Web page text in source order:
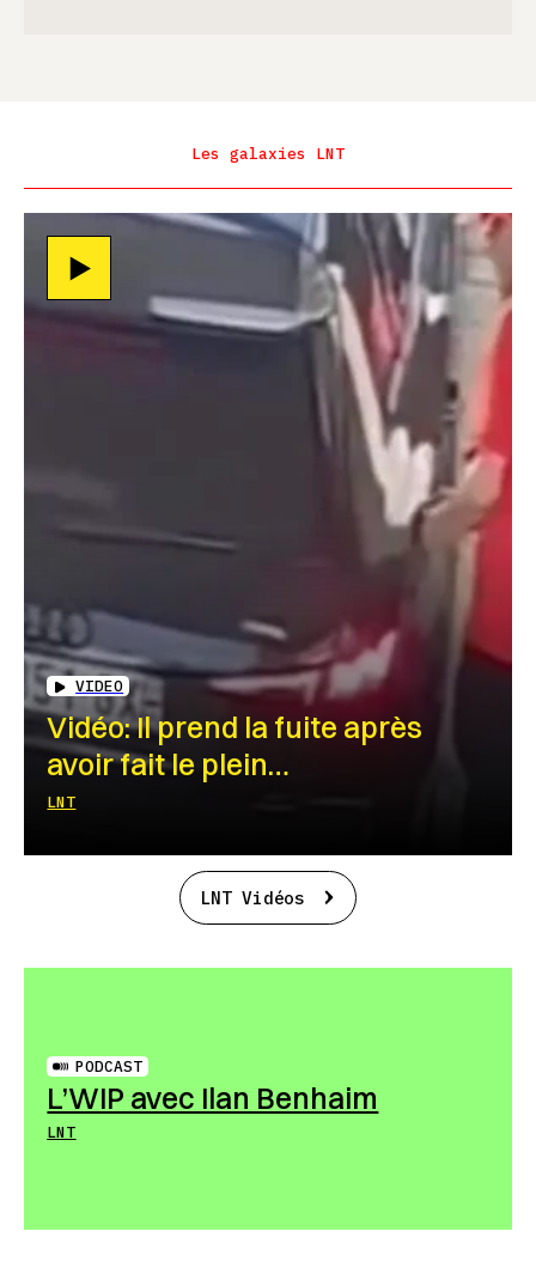
Les galaxies LNT
VIDEO
Vidéo: Il prend la fuite après
avoir fait le plein…
LNT
LNT Vidéos
PODCAST
L’WIP avec Ilan Benhaim
LNT